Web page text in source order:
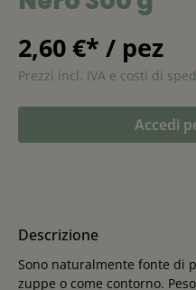
2,60 €* / pez
Prezzi incl. IVA e costi di
Accedi
Descrizione
Sono naturalmente fonte di
zuppe o come contorno.